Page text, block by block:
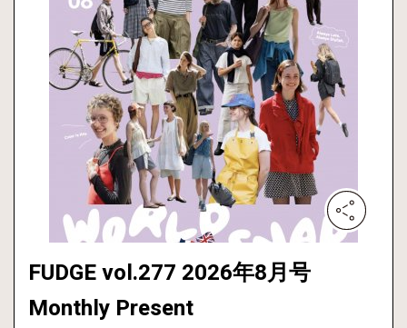
FUDGE vol.277 2026年8月号
Monthly Present